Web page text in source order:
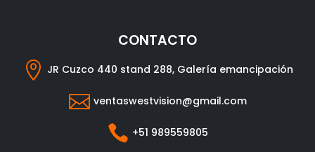
CONTACTO
 JR Cuzco 440 stand 288, Galería emancipación
 ventaswestvision@gmail.com
 +51 989559805